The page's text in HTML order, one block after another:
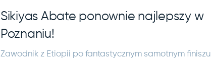
Sikiyas Abate ponownie najlepszy w
Poznaniu!
Zawodnik z Etiopii po fantastycznym samotnym finiszu